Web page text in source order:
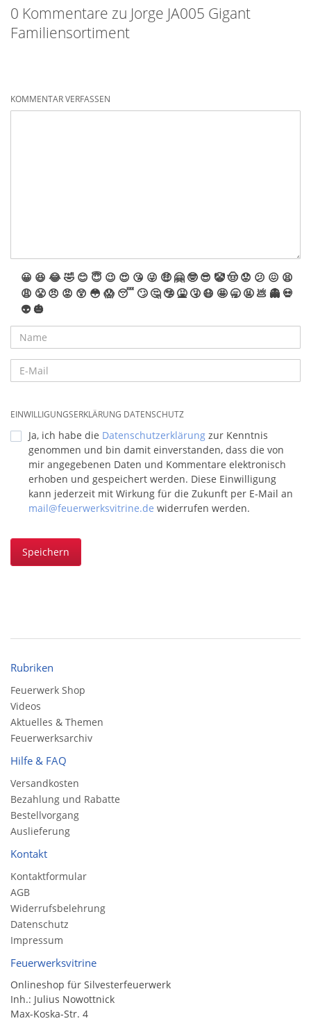
0 Kommentare zu Jorge JA005 Gigant
Familiensortiment
KOMMENTAR VERFASSEN
😀 😆 😂🤣 😊 😇 😉 😍 😘 😜 🤑 🤗 🤓 😎 🤡🤠 😟 😕 😖 😫
😩 😤 😠 😡 😲 😳 😱 😴 🙄 🤔 🤥 🤮 🤧 😷 🤩 🥱 🤬 💩 👻 💀
👽 🎃
EINWILLIGUNGSERKLÄRUNG DATENSCHUTZ
Ja, ich habe die Datenschutzerklärung zur Kenntnis
genommen und bin damit einverstanden, dass die von
mir angegebenen Daten und Kommentare elektronisch
erhoben und gespeichert werden. Diese Einwilligung
kann jederzeit mit Wirkung für die Zukunft per E-Mail an
mail@feuerwerksvitrine.de widerrufen werden.
Speichern
Rubriken
Feuerwerk Shop
Videos
Aktuelles & Themen
Feuerwerksarchiv
Hilfe & FAQ
Versandkosten
Bezahlung und Rabatte
Bestellvorgang
Auslieferung
Kontakt
Kontaktformular
AGB
Widerrufsbelehrung
Datenschutz
Impressum
Feuerwerksvitrine
Onlineshop für Silvesterfeuerwerk
Inh.: Julius Nowottnick
Max-Koska-Str. 4